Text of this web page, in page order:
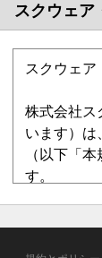
スクウェア
スクウェア
株式会社ス
います）は
（以下「
す。